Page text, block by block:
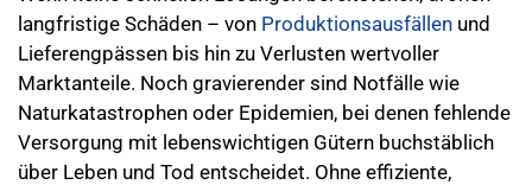
langfristige Schäden – von Produktionsausfällen und
Lieferengpässen bis hin zu Verlusten wertvoller
Marktanteile. Noch gravierender sind Notfälle wie
Naturkatastrophen oder Epidemien, bei denen fehlende
Versorgung mit lebenswichtigen Gütern buchstäblich
über Leben und Tod entscheidet. Ohne effiziente,